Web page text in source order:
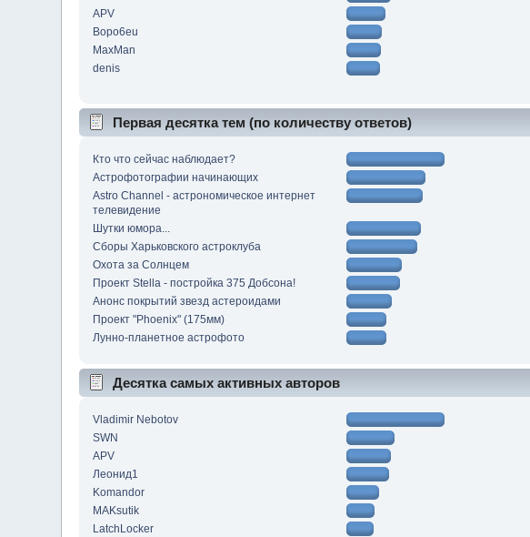
APV
Bopo6eu
MaxMan
denis
Первая десятка тем (по количеству ответов)
Кто что сейчас наблюдает?
Астрофотографии начинающих
Astro Channel - астрономическое интернет
телевидение
Шутки юмора...
Сборы Харьковского астроклуба
Охота за Солнцем
Проект Stella - постройка 375 Добсона!
Анонс покрытий звезд астероидами
Проект "Phoenix" (175мм)
Лунно-планетное астрофото
Десятка самых активных авторов
Vladimir Nebotov
SWN
APV
Леонид1
Komandor
MAKsutik
LatchLocker